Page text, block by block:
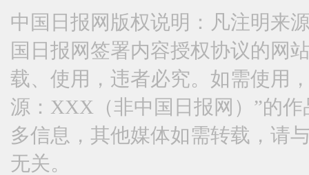
中国日报网版权说明：凡注明来
国日报网签署内容授权协议的网
载、使用，违者必究。如需使用
源：XXX（非中国日报网）”的
多信息，其他媒体如需转载，请
无关。